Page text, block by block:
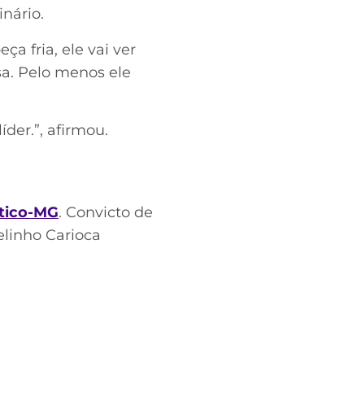
fria, ele vai ver
Pelo menos ele
afirmou.
MG. Convicto de
Carioca